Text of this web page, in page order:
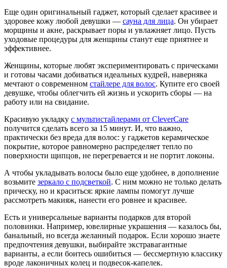
Еще один оригинальный гаджет, который сделает красивее и
здоровее кожу любой девушки — сауна для лица. Он убирает
морщины и акне, раскрывает поры и увлажняет лицо. Пусть
уходовые процедуры для женщины станут еще приятнее и
эффективнее.
Женщины, которые любят экспериментировать с прическами
и готовы часами добиваться идеальных кудрей, наверняка
мечтают о современном стайлере для волос. Купите его своей
девушке, чтобы облегчить ей жизнь и ускорить сборы — на
работу или на свидание.
Красивую укладку с мультистайлерами от CleverCare
получится сделать всего за 15 минут. И, что важно,
практически без вреда для волос: у гаджетов керамическое
покрытие, которое равномерно распределяет тепло по
поверхности щипцов, не перегревается и не портит локоны.
А чтобы укладывать волосы было еще удобнее, в дополнение
возьмите зеркало с подсветкой. С ним можно не только делать
прическу, но и краситься: яркие лампы помогут лучше
рассмотреть макияж, нанести его ровнее и красивее.
Есть и универсальные варианты подарков для второй
половинки. Например, ювелирные украшения — казалось бы,
банальный, но всегда желанный подарок. Если хорошо знаете
предпочтения девушки, выбирайте экстравагантные
варианты, а если боитесь ошибиться — бессмертную классику
вроде лаконичных колец и подвесок-капелек.